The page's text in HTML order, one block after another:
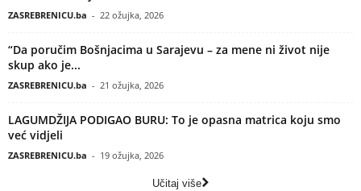
ZASREBRENICU.ba - 22 ožujka, 2026
“Da poručim Bošnjacima u Sarajevu – za mene ni život nije
skup ako je...
ZASREBRENICU.ba - 21 ožujka, 2026
LAGUMDŽIJA PODIGAO BURU: To je opasna matrica koju smo
već vidjeli
ZASREBRENICU.ba - 19 ožujka, 2026
Učitaj više